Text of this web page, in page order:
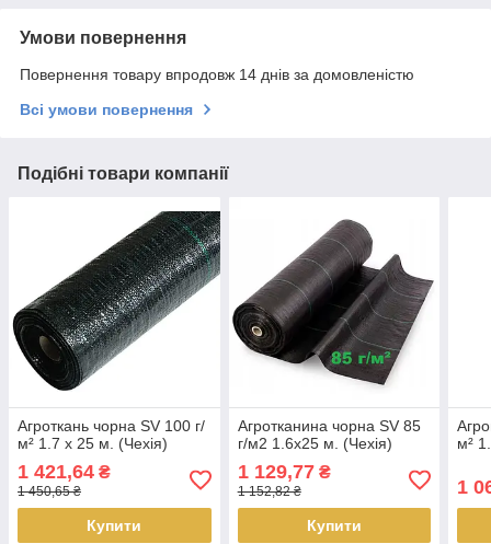
Умови повернення
Повернення товару впродовж 14 днів за домовленістю
Всі умови повернення
Подібні товари компанії
Агроткань чорна SV 100 г/
м² 1.7 х 25 м. (Чехія)
1 421,64 ₴
1 450,65 ₴
Купити
Агротканина чорна SV 85
г/м2 1.6х25 м. (Чехія)
1 129,77₴
1 152,82 ₴
Купити
м²
1